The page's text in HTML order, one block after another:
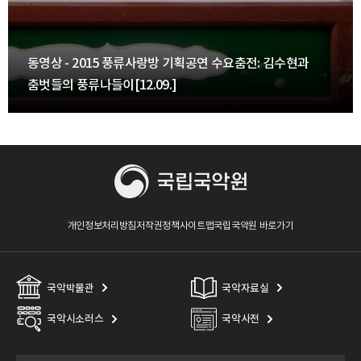
동영상 - 2015 풍류사랑방 기획공연 수요춤전: 김수현과
춤벗들의 풍류나들이[12.09.]
개인정보처리방침저작권정책사이트맵국립국악원 바로가기
국악박물관 국악자료실
국악시소러스 국악사전